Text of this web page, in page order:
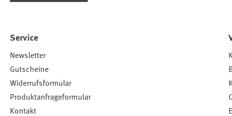
Service
Newsletter
Gutscheine
Widerrufsformular
Produktanfrageformular
Kontakt